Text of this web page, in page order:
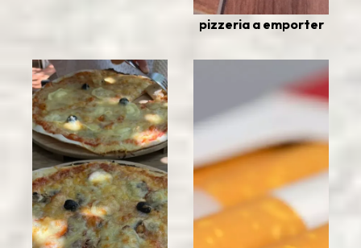
pizzeria a emporter